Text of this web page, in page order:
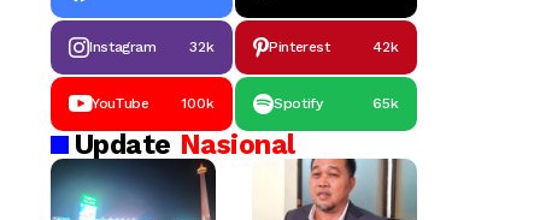
Instagram 32k Pinterest 42k
YouTube 100k Spotify 65k
Update Nasional